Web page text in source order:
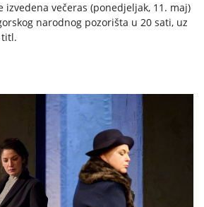
izvedena večeras (ponedjeljak, 11. maj)
narodnog pozorišta u 20 sati, uz
titl.